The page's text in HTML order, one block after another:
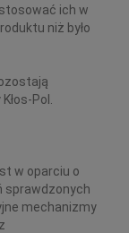
ich w
niż było
Pol.
w oparciu o
sprawdzonych
mechanizmy